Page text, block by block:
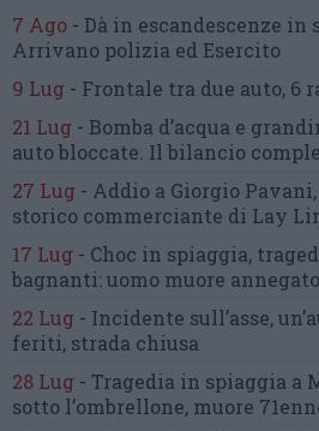
7 Ago - Dà in escandescenze in
Arrivano polizia ed Esercito
9 Lug - Frontale tra due auto, 6
21 Lug - Bomba d’acqua e
auto bloccate. Il bilancio
27 Lug - Addio a Giorgio Pavani,
storico commerciante di Lay
17 Lug - Choc in spiaggia,
bagnanti:uomo muore annegato
22 Lug - Incidente sull’asse,
feriti, strada chiusa
28 Lug - Tragedia in spiaggia a
sotto l’ombrellone, muore